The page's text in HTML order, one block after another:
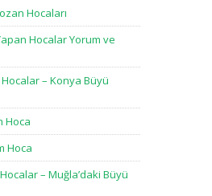
Hocaları
Hocalar Yorum ve
– Konya Büyü
Hoca
Hoca
– Muğla’daki Büyü